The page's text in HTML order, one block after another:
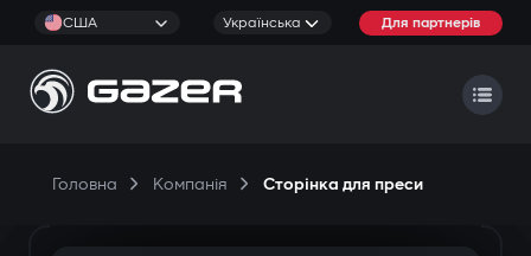
США Українська Для партнерів
Головна Компанія Сторінка для преси